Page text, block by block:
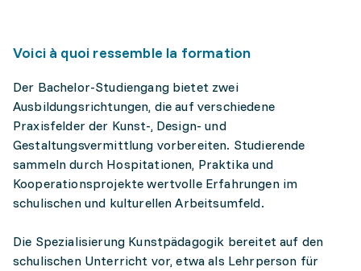
Voici à quoi ressemble la formation
Der Bachelor-Studiengang bietet zwei
Ausbildungsrichtungen, die auf verschiedene
Praxisfelder der Kunst-, Design- und
Gestaltungsvermittlung vorbereiten. Studierende
sammeln durch Hospitationen, Praktika und
Kooperationsprojekte wertvolle Erfahrungen im
schulischen und kulturellen Arbeitsumfeld.
Die Spezialisierung Kunstpädagogik bereitet auf den
schulischen Unterricht vor, etwa als Lehrperson für